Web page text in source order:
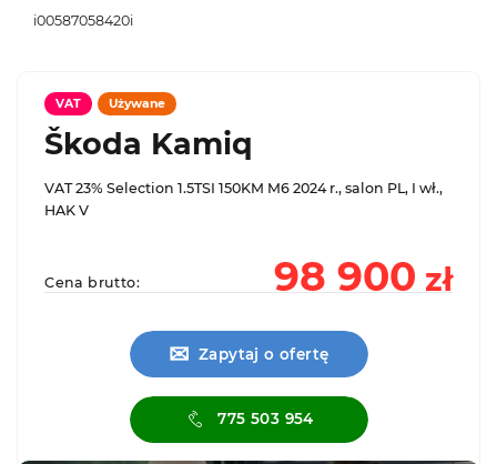
i00587058420i
VAT Używane
Škoda Kamiq
VAT 23% Selection 1.5TSI 150KM M6 2024 r., salon PL, I wł.,
HAK V
Cena brutto: 98 900 zł
✉ Zapytaj o ofertę
775 503 954